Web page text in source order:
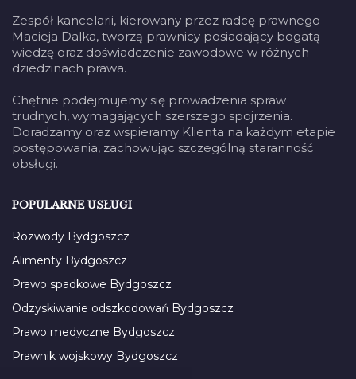
Zespół kancelarii, kierowany przez radcę prawnego
Macieja Dalka, tworzą prawnicy posiadający bogatą
wiedzę oraz doświadczenie zawodowe w różnych
dziedzinach prawa.
Chętnie podejmujemy się prowadzenia spraw
trudnych, wymagających szerszego spojrzenia.
Doradzamy oraz wspieramy Klienta na każdym etapie
postępowania, zachowując szczególną staranność
obsługi.
POPULARNE USŁUGI
Rozwody Bydgoszcz
Alimenty Bydgoszcz
Prawo spadkowe Bydgoszcz
Odzyskiwanie odszkodowań Bydgoszcz
Prawo medyczne Bydgoszcz
Prawnik wojskowy Bydgoszcz